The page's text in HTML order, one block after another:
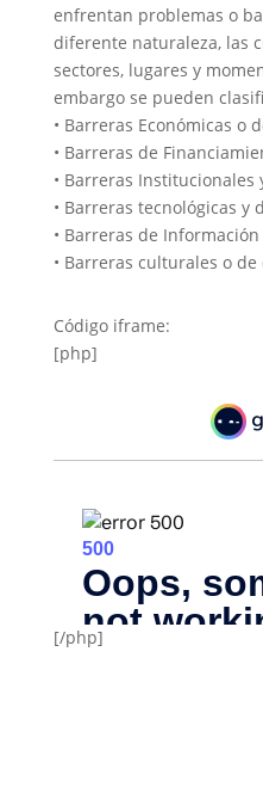
enfrentan problemas o
diferente naturaleza, las
sectores, lugares y
embargo se pueden
• Barreras Económicas o
• Barreras de
• Barreras Institucionales
• Barreras tecnológicas y
• Barreras de Información
• Barreras culturales o
Código iframe:
[php]
[/php]